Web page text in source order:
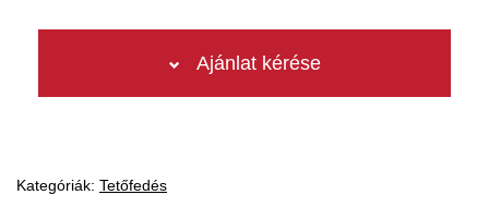
Ajánlat kérése
Kategóriák: Tetőfedés